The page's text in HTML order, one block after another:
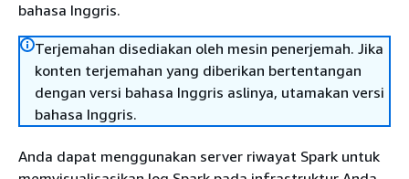
bahasa Inggris.
Terjemahan disediakan oleh mesin penerjemah. Jika
konten terjemahan yang diberikan bertentangan
dengan versi bahasa Inggris aslinya, utamakan versi
bahasa Inggris.
Anda dapat menggunakan server riwayat Spark untuk